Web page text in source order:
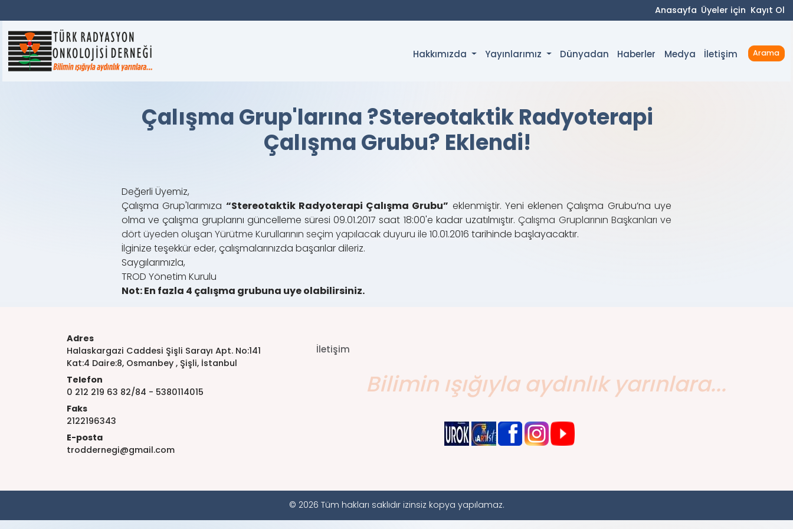
Anasayfa Üyeler için Kayıt Ol
Hakkımızda Yayınlarımız Dünyadan Haberler Medya İletişim Arama
Çalışma Grup'larına ?Stereotaktik Radyoterapi
Çalışma Grubu? Eklendi!
Değerli Üyemiz,
Çalışma Grup'larımıza “Stereotaktik Radyoterapi Çalışma Grubu” eklenmiştir. Yeni eklenen Çalışma Grubu’na uye
olma ve çalışma gruplarını güncelleme süresi 09.01.2017 saat 18:00'e kadar uzatılmıştır.Çalışma Gruplarının Başkanları ve
dört üyeden oluşan Yürütme Kurullarının seçim yapılacak duyuru ile 10.01.2016 tarihinde başlayacaktır.
İlginize teşekkür eder, çalışmalarınızda başarılar dileriz.
Saygılarımızla,
TROD Yönetim Kurulu
Not: En fazla 4 çalışma grubuna uye olabilirsiniz.
Adres
Halaskargazi Caddesi Şişli Sarayı Apt. No:141
Kat:4 Daire:8, Osmanbey , Şişli, İstanbul
Telefon
0 212 219 63 82/84 - 5380114015
Faks
2122196343
E-posta
troddernegi@gmail.com
İletişim
Bilimin ışığıyla aydınlık yarınlara...
© 2026 Tüm hakları saklıdır izinsiz kopya yapılamaz.